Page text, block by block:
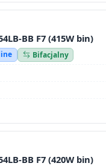
BB F7 (415W bin)
Bifacjalny
BB F7 (420W bin)